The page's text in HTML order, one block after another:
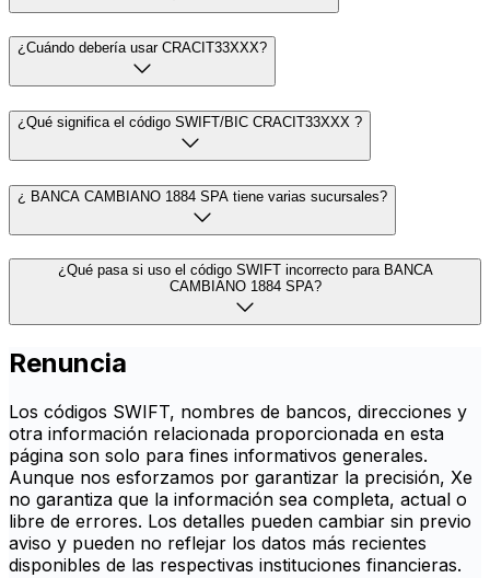
¿Cuándo debería usar CRACIT33XXX?
¿Qué significa el código SWIFT/BIC CRACIT33XXX ?
¿ BANCA CAMBIANO 1884 SPA tiene varias sucursales?
¿Qué pasa si uso el código SWIFT incorrecto para BANCA
CAMBIANO 1884 SPA?
Renuncia
Los códigos SWIFT, nombres de bancos, direcciones y
otra información relacionada proporcionada en esta
página son solo para fines informativos generales.
Aunque nos esforzamos por garantizar la precisión, Xe
no garantiza que la información sea completa, actual o
libre de errores. Los detalles pueden cambiar sin previo
aviso y pueden no reflejar los datos más recientes
disponibles de las respectivas instituciones financieras.